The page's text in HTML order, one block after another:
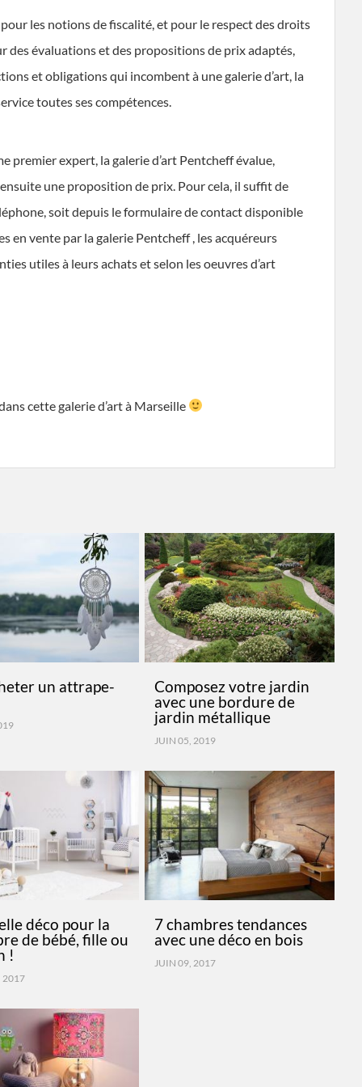
les notions de fiscalité, et pour le respect des droits
des évaluations et des propositions de prix adaptés,
et obligations qui incombent à une galerie d’art, la
toutes ses compétences.
premier expert, la galerie d’art Pentcheff évalue,
une proposition de prix. Pour cela, il suffit de
soit depuis le formulaire de contact disponible
en vente par la galerie Pentcheff , les acquéreurs
utiles à leurs achats et selon les oeuvres d’art
cette galerie d’art à Marseille
un attrape-
Composez votre jardin
avec une bordure de
jardin métallique
JUIN 05, 2019
déco pour la
de bébé, fille ou
!
2017
7 chambres tendances
avec une déco en bois
JUIN 09, 2017